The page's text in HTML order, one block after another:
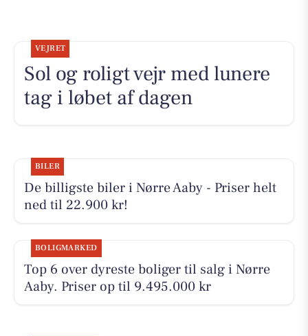
VEJRET
Sol og roligt vejr med lunere
tag i løbet af dagen
BILER
De billigste biler i Nørre Aaby - Priser helt
ned til 22.900 kr!
BOLIGMARKED
Top 6 over dyreste boliger til salg i Nørre
Aaby. Priser op til 9.495.000 kr